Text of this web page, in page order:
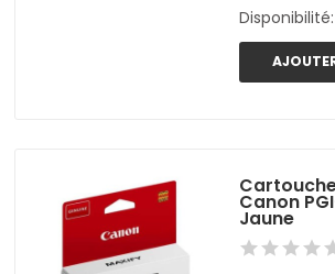
Disponibilité:
Canon
Jaune